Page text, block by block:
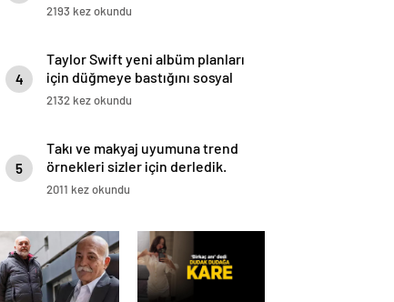
2193 kez okundu
4
Taylor Swift yeni albüm planları
için düğmeye bastığını sosyal
medyadan duyurdu!
2132 kez okundu
5
Takı ve makyaj uyumuna trend
örnekleri sizler için derledik.
2011 kez okundu